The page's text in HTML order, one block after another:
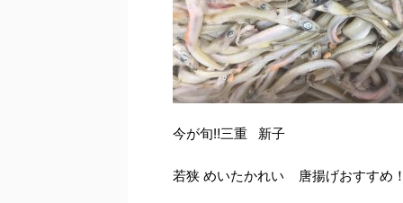
今が旬‼︎三重 新子
若狭 めいたかれい 唐揚げおすすめ